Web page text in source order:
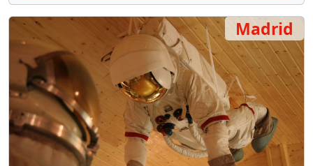
Madrid